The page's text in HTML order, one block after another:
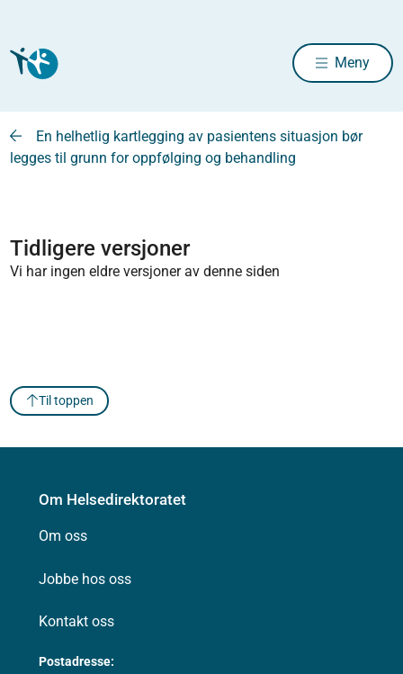
Meny
En helhetlig kartlegging av pasientens situasjon bør
legges til grunn for oppfølging og behandling
Tidligere versjoner
Vi har ingen eldre versjoner av denne siden
Til toppen
Om Helsedirektoratet
Om oss
Jobbe hos oss
Kontakt oss
Postadresse: